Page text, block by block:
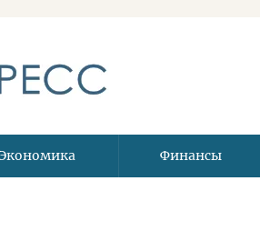
Финансы